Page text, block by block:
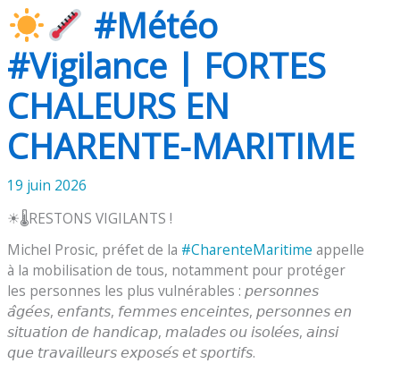
#Météo
#Vigilance | FORTES
CHALEURS EN
CHARENTE-MARITIME
19 juin 2026
☀🌡RESTONS VIGILANTS !
Michel Prosic, préfet de la #CharenteMaritime appelle
à la mobilisation de tous, notamment pour protéger
les personnes les plus vulnérables : 𝘱𝘦𝘳𝘴𝘰𝘯𝘯𝘦𝘴
𝘢̂𝘨𝘦́𝘦𝘴, 𝘦𝘯𝘧𝘢𝘯𝘵𝘴, 𝘧𝘦𝘮𝘮𝘦𝘴 𝘦𝘯𝘤𝘦𝘪𝘯𝘵𝘦𝘴, 𝘱𝘦𝘳𝘴𝘰𝘯𝘯𝘦𝘴 𝘦𝘯
𝘴𝘪𝘵𝘶𝘢𝘵𝘪𝘰𝘯 𝘥𝘦 𝘩𝘢𝘯𝘥𝘪𝘤𝘢𝘱, 𝘮𝘢𝘭𝘢𝘥𝘦𝘴 𝘰𝘶 𝘪𝘴𝘰𝘭𝘦́𝘦𝘴, 𝘢𝘪𝘯𝘴𝘪
𝘲𝘶𝘦 𝘵𝘳𝘢𝘷𝘢𝘪𝘭𝘭𝘦𝘶𝘳𝘴 𝘦𝘹𝘱𝘰𝘴𝘦́𝘴 𝘦𝘵 𝘴𝘱𝘰𝘳𝘵𝘪𝘧𝘴.